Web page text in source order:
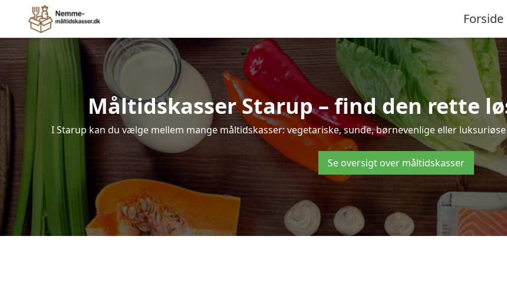
Forside
Måltidskasser Starup – find den rette
I Starup kan du vælge mellem mange måltidskasser: vegetariske, sunde, børnevenlige eller
Se oversigt over måltidskasser